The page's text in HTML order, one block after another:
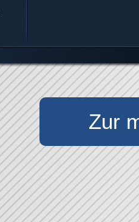
Zur